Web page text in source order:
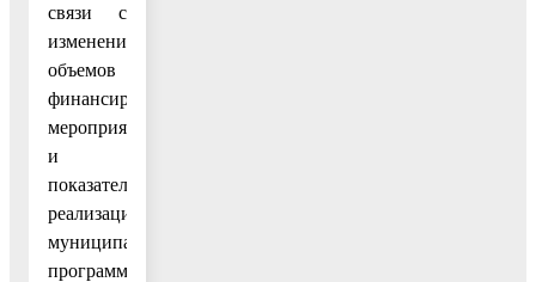
связи с
изменением
объемов
финансирования
мероприятий
и
показателей
реализации
муниципальной
программы